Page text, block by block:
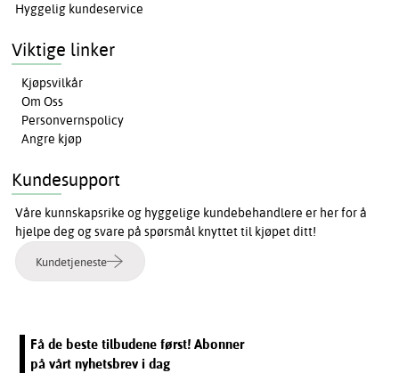
Hyggelig kundeservice
Viktige linker
Kjøpsvilkår
Om Oss
Personvernspolicy
Angre kjøp
Kundesupport
Våre kunnskapsrike og hyggelige kundebehandlere er her for å
hjelpe deg og svare på spørsmål knyttet til kjøpet ditt!
Kundetjeneste
Få de beste tilbudene først! Abonner
på vårt nyhetsbrev i dag